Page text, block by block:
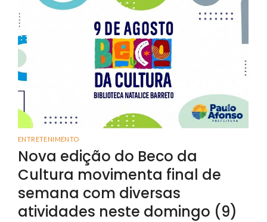
ENTRETENIMENTO
Nova edição do Beco da
Cultura movimenta final de
semana com diversas
atividades neste domingo (9)